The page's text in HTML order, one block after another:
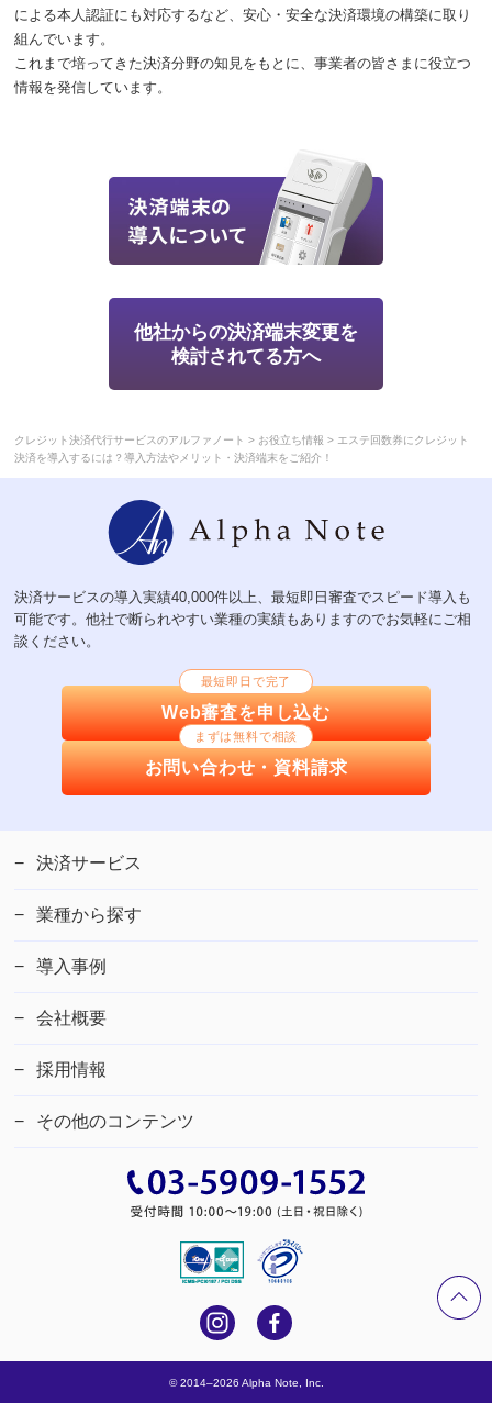
による本人認証にも対応するなど、安心・安全な決済環境の構築に取り
組んでいます。
これまで培ってきた決済分野の知見をもとに、事業者の皆さまに役立つ
情報を発信しています。
他社からの決済端末変更を
検討されてる方へ
クレジット決済代行サービスのアルファノート > お役立ち情報 > エステ回数券にクレジット
決済を導入するには？導入方法やメリット・決済端末をご紹介！
決済サービスの導入実績40,000件以上、最短即日審査でスピード導入も
可能です。他社で断られやすい業種の実績もありますのでお気軽にご相
談ください。
最短即日で完了
Web審査を申し込む
まずは無料で相談
お問い合わせ・資料請求
決済サービス
業種から探す
導入事例
会社概要
採用情報
その他のコンテンツ
© 2014–2026 Alpha Note, Inc.